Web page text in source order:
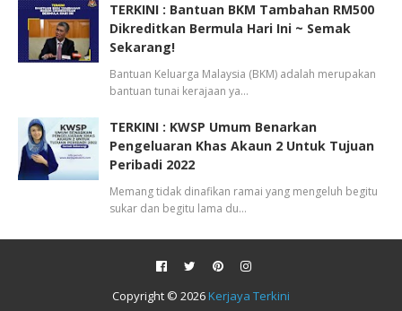
TERKINI : Bantuan BKM Tambahan RM500
Dikreditkan Bermula Hari Ini ~ Semak
Sekarang!
Bantuan Keluarga Malaysia (BKM) adalah merupakan
bantuan tunai kerajaan ya…
TERKINI : KWSP Umum Benarkan
Pengeluaran Khas Akaun 2 Untuk Tujuan
Peribadi 2022
Memang tidak dinafikan ramai yang mengeluh begitu
sukar dan begitu lama du…
Copyright © 2026 Kerjaya Terkini